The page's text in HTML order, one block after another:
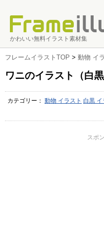
かわいい無料イラスト素材集
フレームイラストTOP > 動物 イ
ワニのイラスト（白黒
カテゴリー： 動物 イラスト 白黒 イ
スポ